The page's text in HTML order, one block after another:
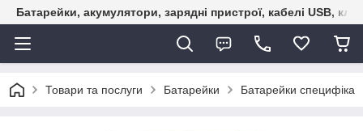
Батарейки, акумулятори, зарядні пристрої, кабелі USB,
Товари та послуги Батарейки Батарейки специфіка